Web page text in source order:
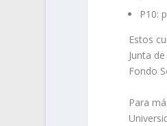
P10:
Estos
Junta
Fondo
Para